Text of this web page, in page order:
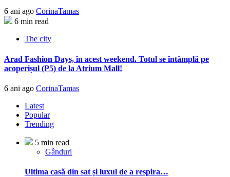
6 ani ago CorinaTamas
6 min read
The city
Arad Fashion Days, în acest weekend. Totul se întâmplă pe
acoperișul (P5) de la Atrium Mall!
6 ani ago CorinaTamas
Latest
Popular
Trending
5 min read
Gânduri
Ultima casă din sat și luxul de a respira…